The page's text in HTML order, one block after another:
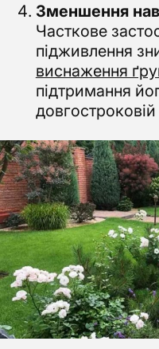
Зменшення
Часткове
підживлення
виснаження
підтримання